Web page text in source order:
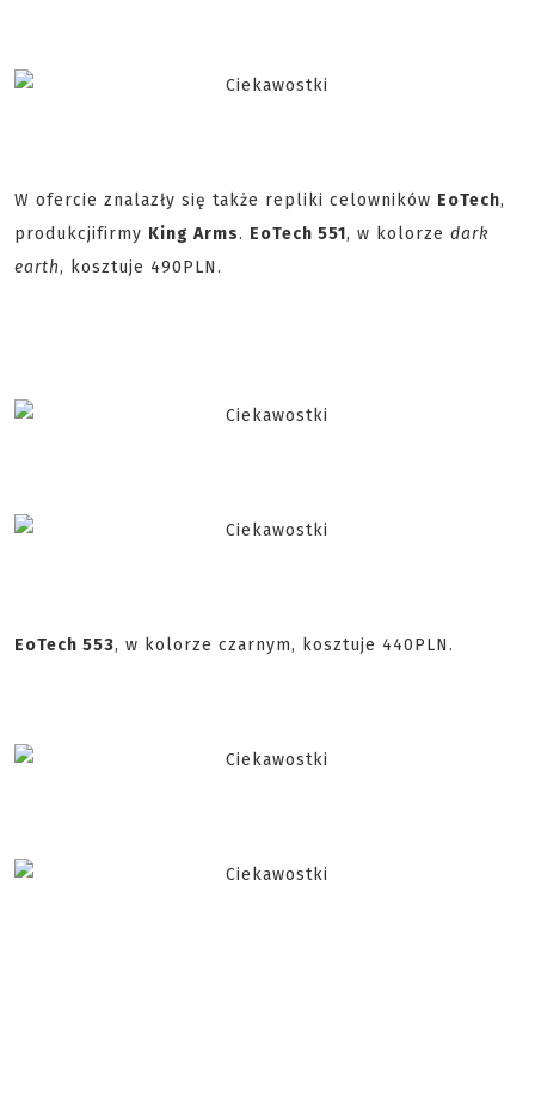
W ofercie znalazły się także repliki celowników EoTech,
produkcjifirmy King Arms. EoTech 551, w kolorze dark
earth, kosztuje 490PLN.
EoTech 553, w kolorze czarnym, kosztuje 440PLN.